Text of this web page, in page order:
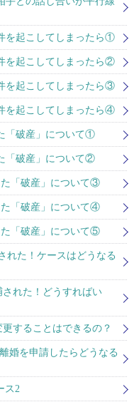
を起こしてしまったら①
を起こしてしまったら②
を起こしてしまったら③
を起こしてしまったら④
「破産」について①
「破産」について②
「破産」について③
「破産」について④
「破産」について⑤
れた！ケースはどうなる
れた！どうすればい
することはできるの？
婚を申請したらどうなる
ス2